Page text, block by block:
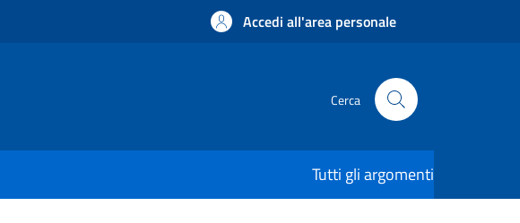
Accedi all'area personale
Cerca
Tutti gli argomenti